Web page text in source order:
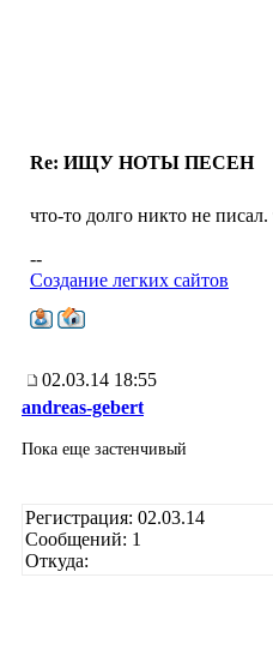
Re: ИЩУ НОТЫ ПЕСЕН
что-то долго никто не писал.
--
Создание легких сайтов
02.03.14 18:55
andreas-gebert
Пока еще застенчивый
Регистрация: 02.03.14
Сообщений: 1
Откуда: